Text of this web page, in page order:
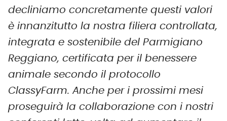
decliniamo concretamente questi valori
è innanzitutto la nostra filiera controllata,
integrata e sostenibile del Parmigiano
Reggiano, certificata per il benessere
animale secondo il protocollo
ClassyFarm. Anche per i prossimi mesi
proseguirà la collaborazione con i nostri